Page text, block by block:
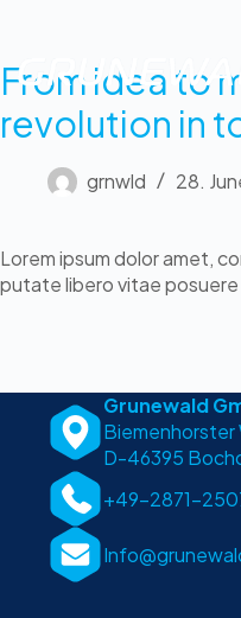
From idea to
revolution in
grnwld 28.
Lorem ipsum dolor amet,
putate libero vitae
Grunewald
Biemenhorster
D-46395
+49-2871-